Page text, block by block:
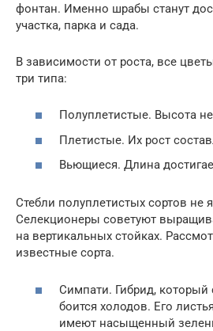
фонтан. Именно шрабы станут
участка, парка и сада.
В зависимости от роста, все
три типа:
Полуплетистые. Высота
Плетистые. Их рост
Вьющиеся. Длина
Стебли полуплетистых сортов не
Селекционеры советуют
на вертикальных стойках.
известные сорта.
Симпати. Гибрид,
боится холодов. Его
имеют насыщенный